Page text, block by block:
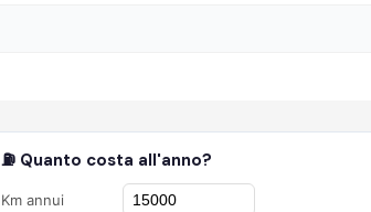
⛽ Quanto costa all'anno?
Km annui